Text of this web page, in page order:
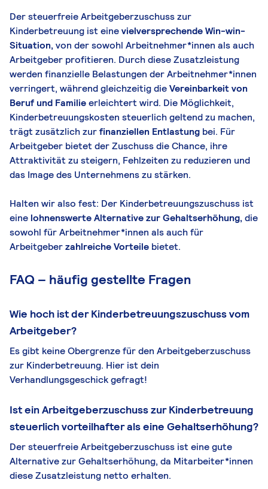
Der steuerfreie Arbeitgeberzuschuss zur
Kinderbetreuung ist einevielversprechende Win-win-
Situation, von der sowohl Arbeitnehmer*innen als auch
Arbeitgeber profitieren. Durch diese Zusatzleistung
werden finanzielle Belastungen der Arbeitnehmer*innen
verringert, während gleichzeitig dieVereinbarkeit von
Beruf und Familieerleichtert wird. Die Möglichkeit,
Kinderbetreuungskosten steuerlich geltend zu machen,
trägt zusätzlich zurfinanziellen Entlastung bei. Für
Arbeitgeber bietet der Zuschuss die Chance, ihre
Attraktivität zu steigern, Fehlzeiten zu reduzieren und
das Image des Unternehmens zu stärken.
Halten wir also fest: Der Kinderbetreuungszuschuss ist
eine lohnenswerte Alternative zur Gehaltserhöhung, die
sowohl für Arbeitnehmer*innen als auch für
Arbeitgeberzahlreiche Vorteile bietet.
FAQ – häufig gestellte Fragen
Wie hoch ist der Kinderbetreuungszuschuss vom
Arbeitgeber?
Es gibt keine Obergrenze für den Arbeitgeberzuschuss
zur Kinderbetreuung. Hier ist dein
Verhandlungsgeschick gefragt!
Ist ein Arbeitgeberzuschuss zur Kinderbetreuung
steuerlich vorteilhafter als eine Gehaltserhöhung?
Der steuerfreie Arbeitgeberzuschuss ist eine gute
Alternative zur Gehaltserhöhung, da Mitarbeiter*innen
diese Zusatzleistung netto erhalten.